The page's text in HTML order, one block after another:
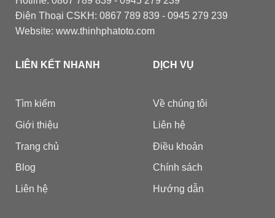
Điện Thoại CSKH: 0867 789 839 - 0945 279 239
Website: www.thinhphatoto.com
LIÊN KẾT NHANH
Tìm kiếm
Giới thiệu
Trang chủ
Blog
Liên hệ
DỊCH VỤ
Về chúng tôi
Liên hệ
Điều khoản
Chính sách
Hướng dẫn